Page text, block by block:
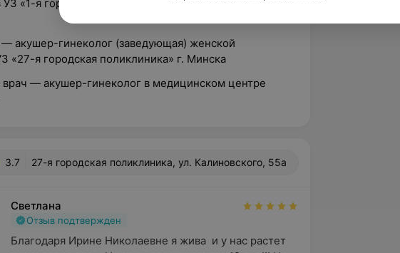
УЗ «1-я городская клиническая больница» города
акушер-гинеколог (заведующая) женской
«27-я городская поликлиника» г. Минска
— акушер-гинеколог в медицинском центре
3.7 27-я городская поликлиника, ул. Калиновского, 55а
Светлана
Отзыв подтвержден
Благодаря Ирине Николаевне я жива  и у нас растет